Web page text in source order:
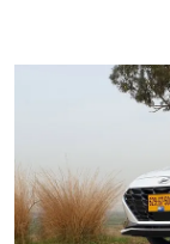
בסגנון רכבי